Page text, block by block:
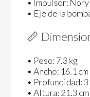
• Impulsor: Noryl
• Eje de la
📏
• Peso: 7.3 kg
• Ancho: 16.1 cm
• Profundidad:
• Altura: 21.3 cm